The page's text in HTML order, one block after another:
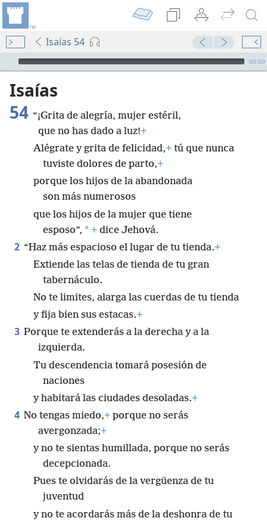
Isaías 54
Audio Player
00:00
Isaías
54 “¡Grita de alegría, mujer estéril,
que no has dado a luz!+
Alégrate y grita de felicidad,+ tú que nunca
tuviste dolores de parto,+
porque los hijos de la abandonada
son más numerosos
que los hijos de la mujer que tiene
esposo”, * + dice Jehová.
2 “Haz más espacioso el lugar de tu tienda.+
Extiende las telas de tienda de tu gran
tabernáculo.
No te limites, alarga las cuerdas de tu tienda
y fija bien sus estacas.+
3 Porque te extenderás a la derecha y a la
izquierda.
Tu descendencia tomará posesión de
naciones
y habitará las ciudades desoladas.+
4 No tengas miedo,+ porque no serás
avergonzada;+
y no te sientas humillada, porque no serás
decepcionada.
Pues te olvidarás de la vergüenza de tu
juventud
y no te acordarás más de la deshonra de tu